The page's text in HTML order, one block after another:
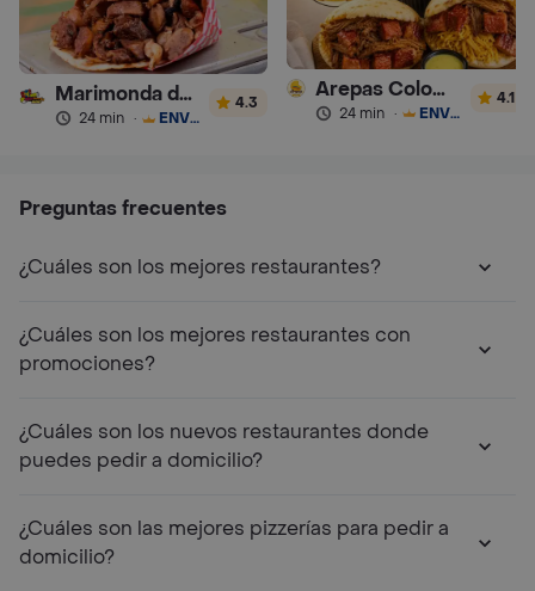
Marimonda del Mono
24 min · ENVÍO GRATIS
4.3
Arepas Colombianas Premium
24 min · ENVÍO GRATIS
4.1
Preguntas frecuentes
¿Cuáles son los mejores restaurantes?
¿Cuáles son los mejores restaurantes con
promociones?
¿Cuáles son los nuevos restaurantes donde
puedes pedir a domicilio?
¿Cuáles son las mejores pizzerías para pedir a
domicilio?